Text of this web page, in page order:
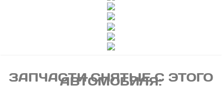
ЗАПЧАСТИ СНЯТЫЕ С ЭТОГО
АВТОМОБИЛЯ: